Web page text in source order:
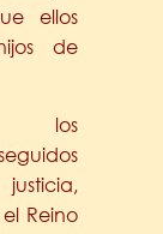
ellos
de
los
Reino